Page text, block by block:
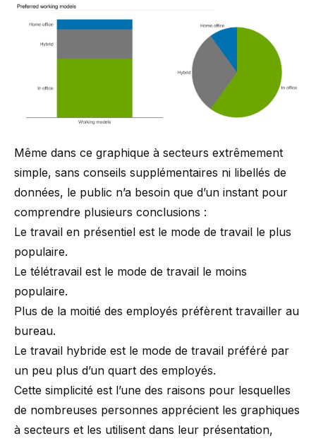
Même dans ce graphique à secteurs extrêmement
simple, sans conseils supplémentaires ni libellés de
données, le public n’a besoin que d’un instant pour
comprendre plusieurs conclusions :
Le travail en présentiel est le mode de travail le plus
populaire.
Le télétravail est le mode de travail le moins
populaire.
Plus de la moitié des employés préfèrent travailler au
bureau.
Le travail hybride est le mode de travail préféré par
un peu plus d’un quart des employés.
Cette simplicité est l’une des raisons pour lesquelles
de nombreuses personnes apprécient les graphiques
à secteurs et les utilisent dans leur présentation,